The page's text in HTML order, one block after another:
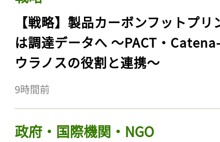
【戦略】製品カーボンフットプリ
は調達データへ 〜PACT・
ウラノスの役割と連携〜
9時間前
政府・国際機関・NGO